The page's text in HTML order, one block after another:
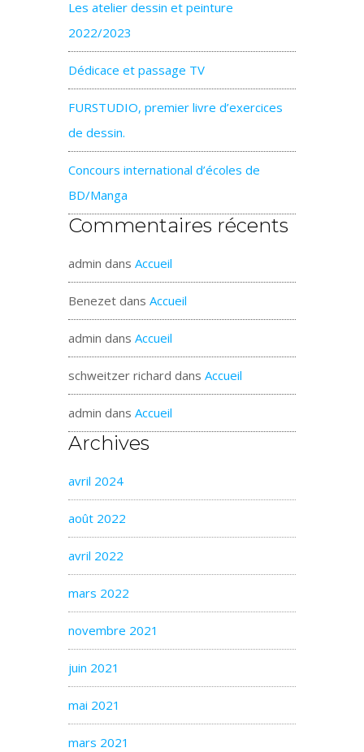
Les atelier dessin et peinture
2022/2023
Dédicace et passage TV
FURSTUDIO, premier livre d’exercices
de dessin.
Concours international d’écoles de
BD/Manga
Commentaires récents
admin dans Accueil
Benezet dans Accueil
admin dans Accueil
schweitzer richard dans Accueil
admin dans Accueil
Archives
avril 2024
août 2022
avril 2022
mars 2022
novembre 2021
juin 2021
mai 2021
mars 2021